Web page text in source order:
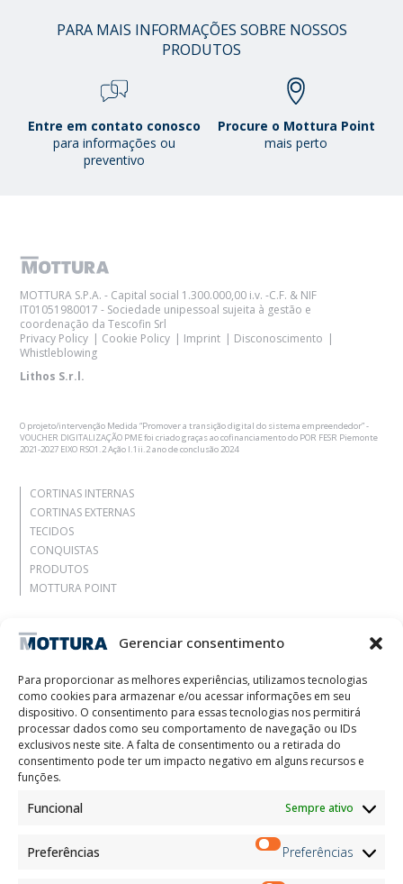
Gerenciar consentimento
Para proporcionar as melhores experiências, utilizamos tecnologias
como cookies para armazenar e/ou acessar informações em seu
dispositivo. O consentimento para essas tecnologias nos permitirá
processar dados como seu comportamento de navegação ou IDs
exclusivos neste site. A falta de consentimento ou a retirada do
consentimento pode ter um impacto negativo em alguns recursos e
funções.
Funcional Sempre ativo
Preferências Preferências
PARA MAIS INFORMAÇÕES SOBRE NOSSOS
PRODUTOS
Entre em contato conosco
para informações ou
preventivo
Procure o Mottura Point
mais perto
MOTTURA S.P.A. - Capital social 1.300.000,00 i.v. -C.F. & NIF
IT01051980017 - Sociedade unipessoal sujeita à gestão e
coordenação da Tescofin Srl
Privacy Policy
Cookie Policy Imprint
Disconoscimento
Whistleblowing
Lithos S.r.l.
O projeto/intervenção Medida “Promover a transição digital do sistema empreendedor” -
VOUCHER DIGITALIZAÇÃO PME foi criado graças ao cofinanciamento do POR FESR Piemonte
2021-2027 EIXO RSO1.2 Ação I.1ii.2 ano de conclusão 2024
CORTINAS INTERNAS
CORTINAS EXTERNAS
TECIDOS
CONQUISTAS
PRODUTOS
MOTTURA POINT
Agência
Deixe-se inspirar
Trabalhe Conosco
Área Reservada
Certificações
M2Net
Child Safety
Customer Information
Information for Candidates